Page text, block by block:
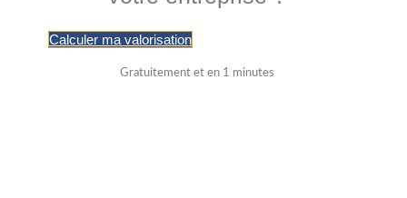
Calculer ma valorisation
Gratuitement et en 1 minutes